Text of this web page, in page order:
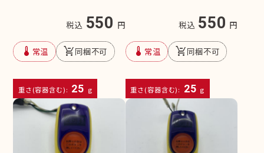
税込 550 円
device_thermostat 常温 remove_shopping_cart同梱不可
重さ(容器含む): 25 g
税込 550 円
device_thermostat 常温 remove_shopping_cart同梱不可
重さ(容器含む): 25 g